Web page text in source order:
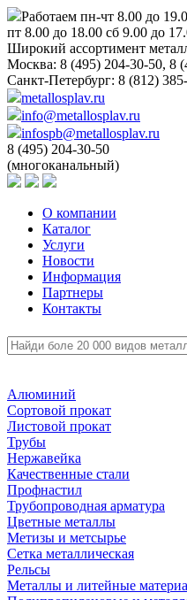
Работаем пн-чт 8.00 до
пт 8.00 до 18.00 сб 9.00 до
Широкий ассортимент
Москва: 8 (495) 204-30-50, 8
Санкт-Петербург: 8 (812)
metallosplav.ru
info@metallosplav.ru
infospb@metallosplav.ru
8 (495) 204-30-50
(многоканальный)
О компании
Каталог
Услуги
Новости
Информация
Партнеры
Контакты
Алюминий
Сортовой прокат
Листовой прокат
Трубы
Нержавейка
Качественные стали
Профнастил
Трубопроводная арматура
Цветные металлы
Метизы и метсырье
Сетка металлическая
Рельсы
Металлы и литейные